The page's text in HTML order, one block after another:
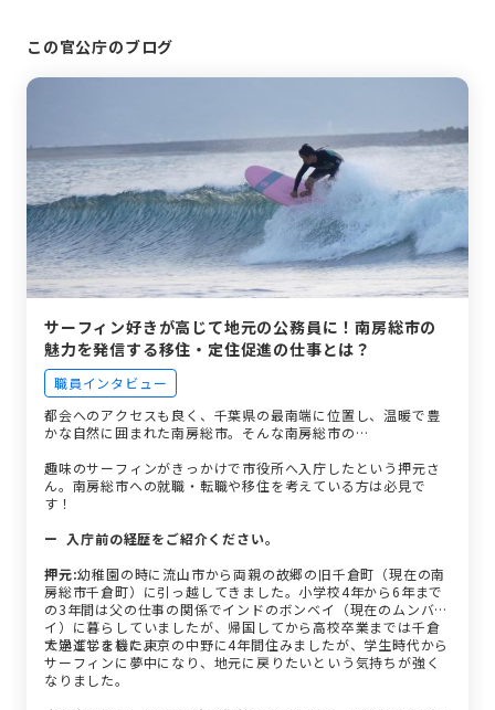
この官公庁のブログ
サーフィン好きが高じて地元の公務員に！南房総市の
魅力を発信する移住・定住促進の仕事とは？
職員インタビュー
都会へのアクセスも良く、千葉県の最南端に位置し、温暖で豊
かな自然に囲まれた南房総市。そんな南房総市の…
趣味のサーフィンがきっかけで市役所へ入庁したという押元さ
ん。南房総市への就職・転職や移住を考えている方は必見で
す！
ー 入庁前の経歴をご紹介ください。
押元:幼稚園の時に流山市から両親の故郷の旧千倉町（現在の南
房総市千倉町）に引っ越してきました。小学校4年から6年まで
の3年間は父の仕事の関係でインドのボンベイ（現在のムンバ
イ）に暮らしていましたが、帰国してから高校卒業までは千倉
で過ごしました。
大学進学を機に東京の中野に4年間住みましたが、学生時代から
サーフィンに夢中になり、地元に戻りたいという気持ちが強く
なりました。